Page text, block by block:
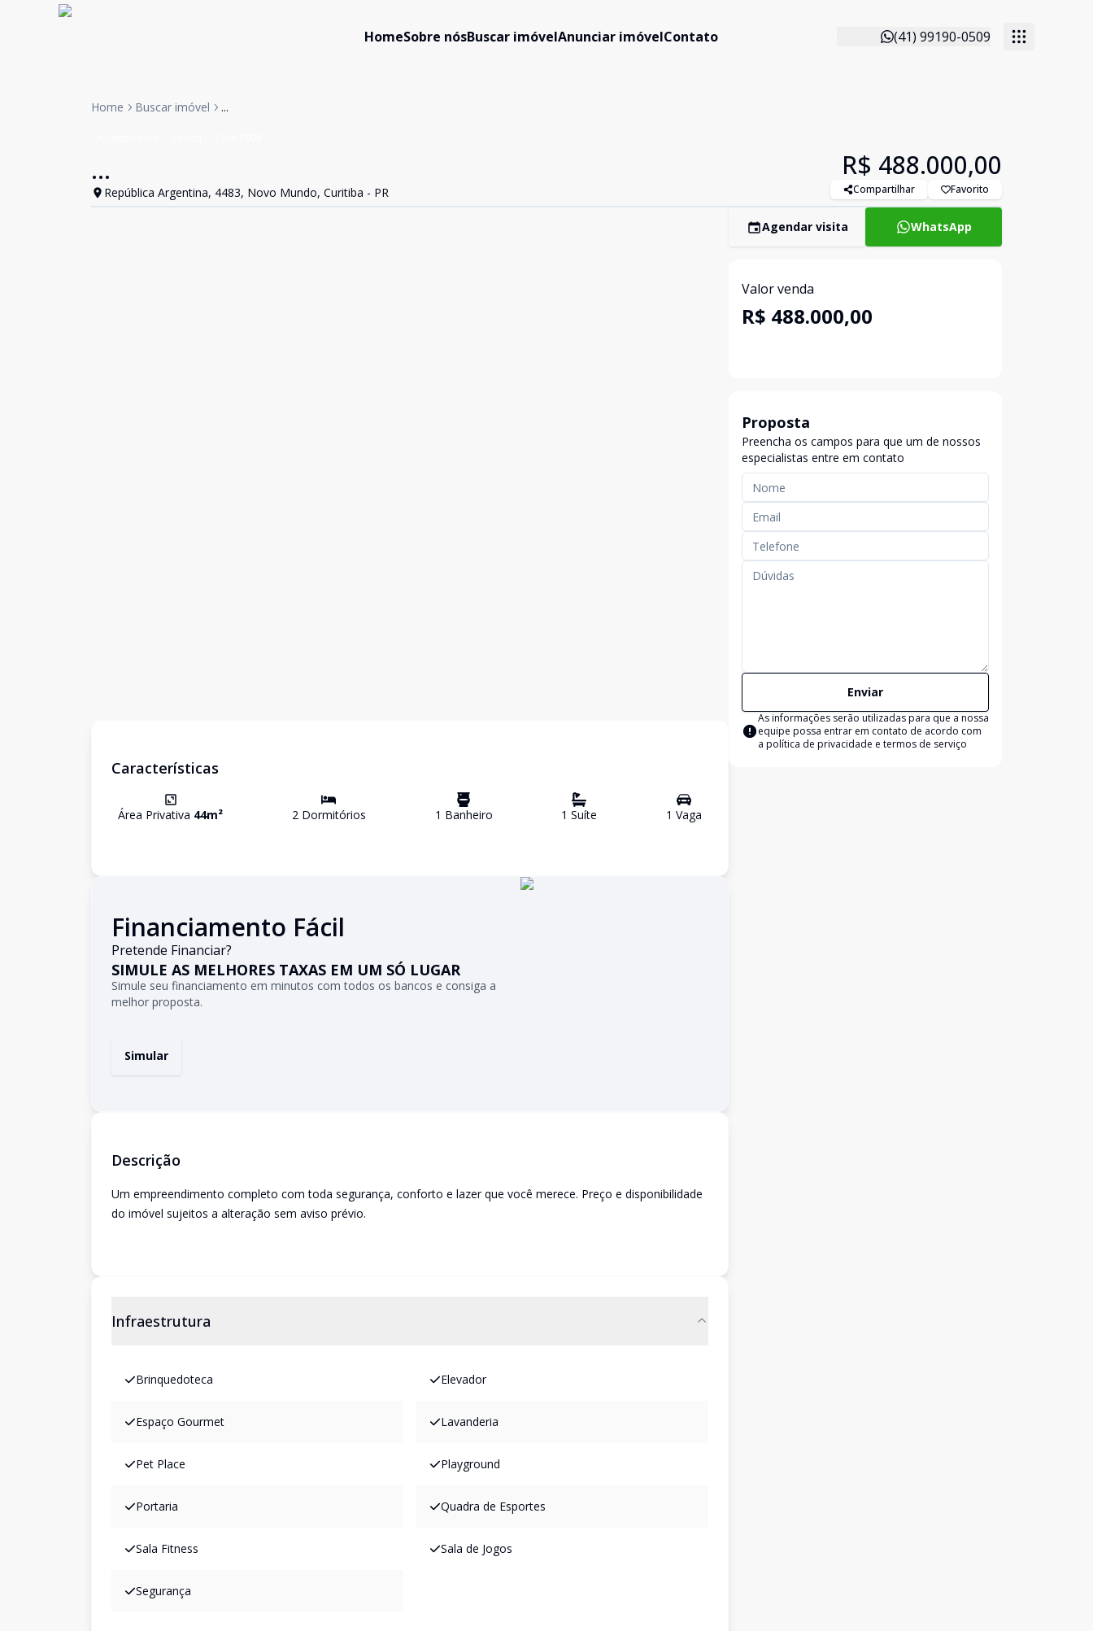
HomeSobre nósBuscar imóvelAnunciar imóvelContato (41) 99190-0509
Home Buscar imóvel ...
...
República Argentina, 4483, Novo Mundo, Curitiba - PR
R$ 488.000,00
Compartilhar Favorito
Características
Área Privativa 44m² 2Dormitórios 1 Banheiro 1 Suíte 1 Vaga
Financiamento Fácil
Pretende Financiar?
SIMULE AS MELHORES TAXAS EM UM SÓ LUGAR
Simule seu financiamento em minutos com todos os bancos e consiga a
melhor proposta.
Simular
Descrição
Um empreendimento completo com toda segurança, conforto e lazer que você merece. Preço e disponibilidade
do imóvel sujeitos a alteração sem aviso prévio.
Infraestrutura
Brinquedoteca Elevador
Espaço Gourmet Lavanderia
Pet Place Playground
Portaria Quadra de Esportes
Sala Fitness Sala de Jogos
Segurança
Agendar visita WhatsApp
Valor venda
R$ 488.000,00
Proposta
Preencha os campos para que um de nossos
especialistas entre em contato
Enviar
As informações serão utilizadas para que a nossa
equipe possa entrar em contato de acordo com
a política de privacidade e termos de serviço